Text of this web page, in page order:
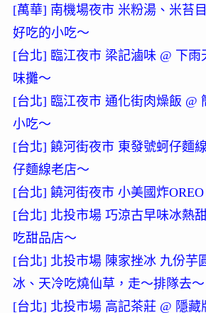
[萬華] 南機場夜市 米粉湯、米苔
好吃的小吃～
[台北] 臨江夜市 梁記滷味 @ 下雨
味攤～
[台北] 臨江夜市 通化街肉燥飯 @
小吃～
[台北] 饒河街夜市 東發號蚵仔麵
仔麵線老店～
[台北] 饒河街夜市 小美國炸
[台北] 北投市場 巧涼古早味冰熱
吃甜品店～
[台北] 北投市場 陳家挫冰 九份芋
冰、天冷吃燒仙草，走～排隊去～
[台北] 北投市場 高記茶莊 @ 隱藏